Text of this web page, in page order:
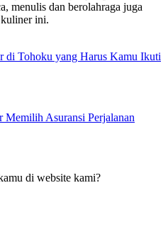
menulis dan berolahraga juga
ini.
di Tohoku yang Harus Kamu Ikuti
Memilih Asuransi Perjalanan
di website kami?